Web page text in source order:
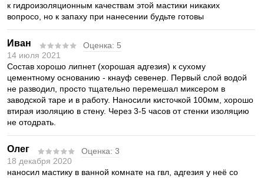
к гидроизоляционным качествам этой мастики никаких
вопросо, но к запаху при нанесении будьте готовы
Иван Оценка: 5
14 июля 2021
Состав хорошо липнет (хорошая адгезия) к сухому
цементному основанию - кнауф севенер. Первый слой водой
не разводил, просто тщательно перемешал миксером в
заводской таре и в работу. Наносили кисточкой 100мм, хорошо
втирая изоляцию в стену. Через 3-5 часов от стенки изоляцию
не отодрать.
Олег Оценка: 3
18 декабря 2020
наносил мастику в ванной комнате на гвл, адгезия у неё со